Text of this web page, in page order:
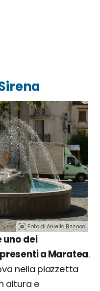
Foto di Aniello Bizzoco.
uno dei
a Maratea.
nella piazzetta
altura e